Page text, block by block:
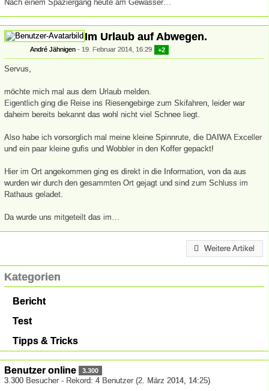
Nach einem Spaziergang heute am Gewässer…
Im Urlaub auf Abwegen.
André Jähnigen 19. Februar 2014, 16:29 +2
Servus,
möchte mich mal aus dem Urlaub melden.
Eigentlich ging die Reise ins Riesengebirge zum Skifahren, leider war
daheim bereits bekannt das wohl nicht viel Schnee liegt.
Also habe ich vorsorglich mal meine kleine Spinnrute, die DAIWA Exceller
und ein paar kleine gufis und Wobbler in den Koffer gepackt!
Hier im Ort angekommen ging es direkt in die Information, von da aus
wurden wir durch den gesammten Ort gejagt und sind zum Schluss im
Rathaus geladet.
Da wurde uns mitgeteilt das im…
Weitere Artikel
Kategorien
Bericht
Test
Tipps & Tricks
Benutzer online 3.300
3.300 Besucher - Rekord: 4 Benutzer (2. März 2014, 14:25)